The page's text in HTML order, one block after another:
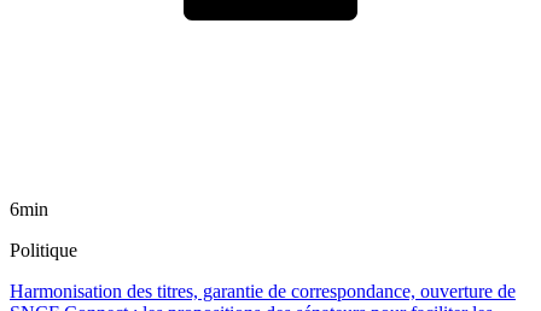
6min
Politique
Harmonisation des titres, garantie de correspondance, ouverture de